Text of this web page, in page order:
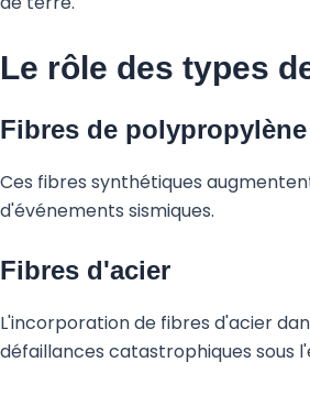
Le rôle des types
Fibres de
Ces fibres synthétiques
d'événements sismiques.
Fibres d'acier
L'incorporation de fibres d'acier
défaillances catastrophiques sous